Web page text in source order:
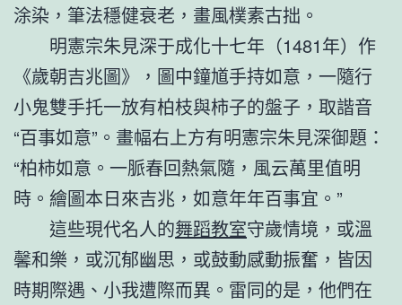
涂染，筆法穩健衰老，畫風樸素古拙。
明憲宗朱見深于成化十七年（1481年）作
《歲朝吉兆圖》，圖中鐘馗手持如意，一隨行
小鬼雙手托一放有柏枝與柿子的盤子，取諧音
“百事如意”。畫幅右上方有明憲宗朱見深御題：
“柏柿如意。一脈春回熱氣隨，風云萬里值明
時。繪圖本日來吉兆，如意年年百事宜。”
這些現代名人的舞蹈教室守歲情境，或溫
馨和樂，或沉郁幽思，或鼓動感動振奮，皆因
時期際遇、小我遭際而異。雷同的是，他們在